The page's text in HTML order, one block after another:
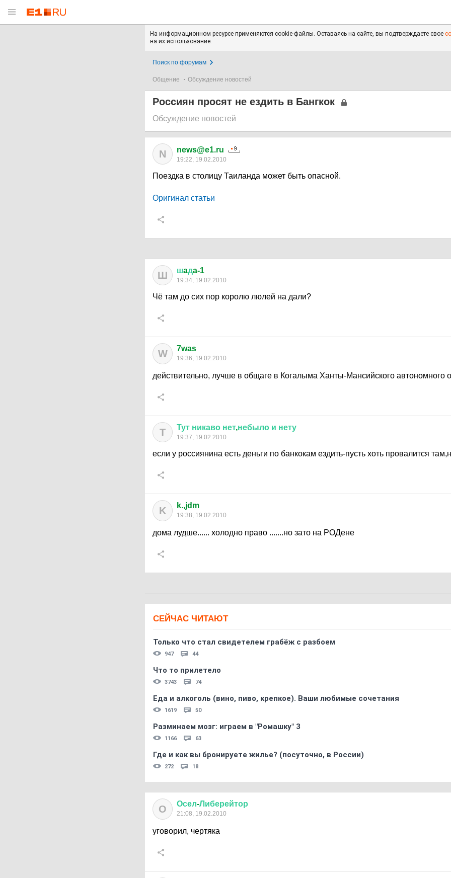
На информационном ресурсе применяются cookie-файлы. Оставаясь на сайте, вы подтверждаете свое
на их использование.
Поиск по форумам
Общение Обсуждение новостей
Россиян просят не ездить в Бангкок
Обсуждение новостей
N news@e1.ru
19:22, 19.02.2010
Поездка в столицу Таиланда может быть опасной.
Оригинал статьи
Ш шaдa-1
19:34, 19.02.2010
Чё там до сих пор королю люлей на дали?
W 7was
19:36, 19.02.2010
действительно, лучше в общаге в Когалыма Ханты-Мансийского автономного
Т Тут никаво нет,небыло и нету
19:37, 19.02.2010
если у россиянина есть деньги по банкокам ездить-пусть хоть провалится
K k.,jdm
19:38, 19.02.2010
дома лудше...... холодно право .......но зато на РОДене
СЕЙЧАС ЧИТАЮТ
Только что стал свидетелем грабёж с разбоем
947 44
Что то прилетело
3743 74
Еда и алкоголь (вино, пиво, крепкое). Ваши любимые сочетания
1619 50
Разминаем мозг: играем в "Ромашку" 3
1166 63
Где и как вы бронируете жилье? (посуточно, в России)
272 18
О Осел-Либерейтор
21:08, 19.02.2010
уговорил, чертяка